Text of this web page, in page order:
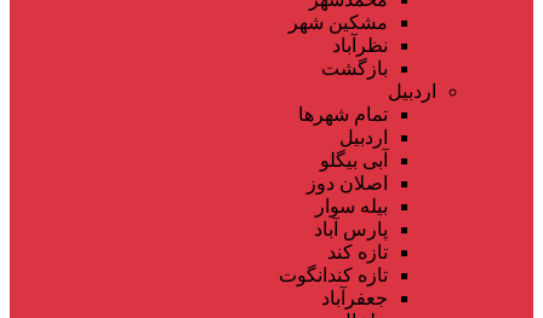
مشکین شهر
نظرآباد
بازگشت
اردبیل
تمام شهر‌ها
اردبیل
آبی بیگلو
اصلان دوز
بیله سوار
پارس آباد
تازه کند
تازه کندانگوت
جعفرآباد